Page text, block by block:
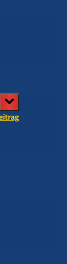
Toggle
sub-
menu